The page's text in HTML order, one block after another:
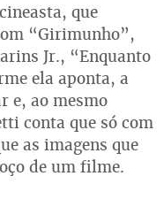
que
“Girimunho”,
Jr., “Enquanto
ela aponta, a
e, ao mesmo
conta que só com
as imagens que
de um filme.